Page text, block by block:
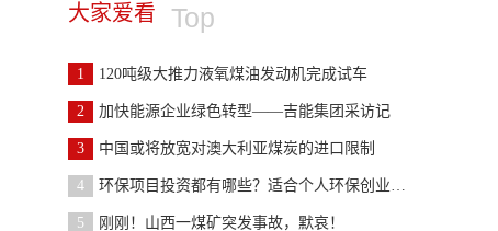
大家爱看 Top
1 120吨级大推力液氧煤油发动机完成试车
2 加快能源企业绿色转型——吉能集团采访记
3 中国或将放宽对澳大利亚煤炭的进口限制
4 环保项目投资都有哪些？适合个人环保创业项目有哪些
5 刚刚！山西一煤矿突发事故，默哀！